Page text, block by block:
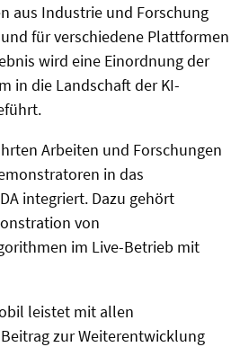
aus Industrie und Forschung
für verschiedene Plattformen
wird eine Einordnung der
in die Landschaft der KI-
Arbeiten und Forschungen
in das
integriert. Dazu gehört
von
im Live-Betrieb mit
leistet mit allen
zur Weiterentwicklung